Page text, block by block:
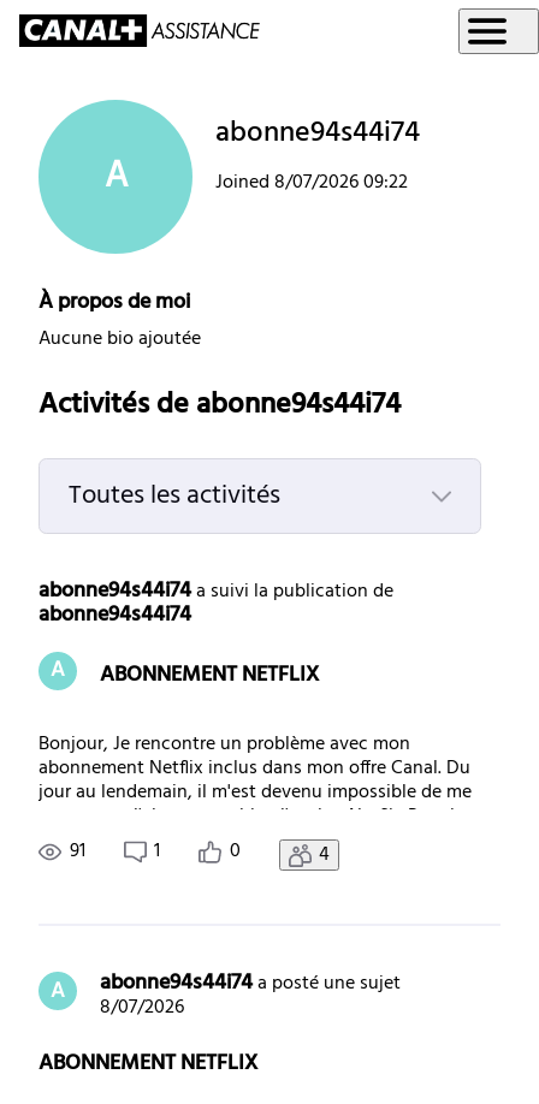
A
abonne94s44i74
Joined8/07/2026 09:22
À propos de moi
Aucune bio ajoutée
Activités de abonne94s44i74
Toutes les activités
Toutes
activités
abonne94s44i74 a suivi la publication de
abonne94s44i74
A
ABONNEMENT NETFLIX
Bonjour, Je rencontre un problème avec mon
abonnement Netflix inclus dans mon offre Canal. Du
jour au lendemain, il m'est devenu impossible de me
connecter. J'ai pourtant bien l'option Netflix Premium
dans mon abonnement. Lorsque j'essaie d'accéder à
Netflix depuis mon ordinateur, on me demande de r
91 1 0 4
A abonne94s44i74 a posté une sujet
8/07/2026
ABONNEMENT NETFLIX